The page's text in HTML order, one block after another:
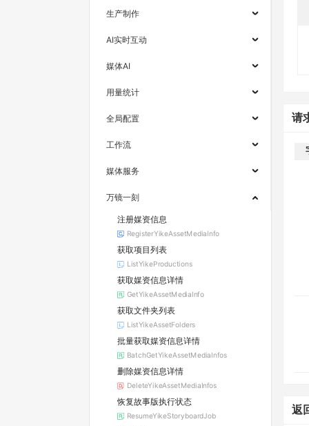
生产制作
AI实时互动
媒体AI
用量统计
全局配置
工作流
媒体服务
万镜一刻
注册媒资信息
RegisterYikeAssetMediaInfo
获取项目列表
ListYikeProductions
获取媒资信息详情
GetYikeAssetMediaInfo
获取文件夹列表
ListYikeAssetFolders
批量获取媒资信息详情
BatchGetYikeAssetMediaInfos
删除媒资信息详情
DeleteYikeAssetMediaInfos
恢复故事版执行状态
ResumeYikeStoryboardJob
请
返